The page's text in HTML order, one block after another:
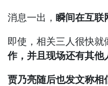
消息一出，瞬间在互联
即使，相关三人很快就
作，并且现场还有其他
贾乃亮随后也发文称相